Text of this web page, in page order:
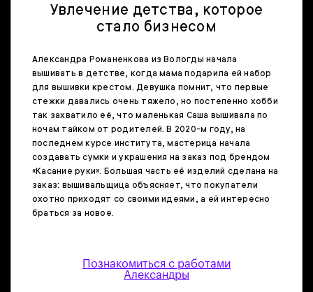
Увлечение детства, которое
стало бизнесом
Александра Романенкова из Вологды начала
вышивать в детстве, когда мама подарила ей набор
для вышивки крестом. Девушка помнит, что первые
стежки давались очень тяжело, но постепенно хобби
так захватило её, что маленькая Саша вышивала по
ночам тайком от родителей. В 2020-м году, на
последнем курсе института, мастерица начала
создавать сумки и украшения на заказ под брендом
«Касание руки». Большая часть её изделий сделана на
заказ: вышивальщица объясняет, что покупатели
охотно приходят со своими идеями, а ей интересно
браться за новое.
Познакомиться с работами
Александры